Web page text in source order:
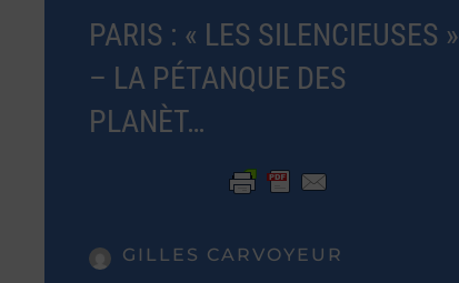
PARIS : « LES SILENCIEUSES »
– LA PÉTANQUE DES
PLANÈT…
GILLES CARVOYEUR